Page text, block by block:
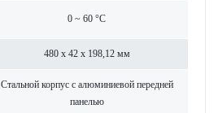
0 ~ 60 °C
480 x 42 x 198,12 мм
Стальной корпус с алюминиевой пер­едней
панелью